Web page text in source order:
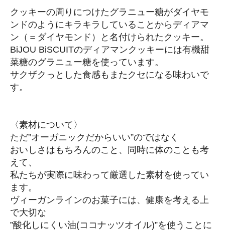
クッキーの周りにつけたグラニュー糖がダイヤモ
ンドのようにキラキラしていることからディアマ
ン（＝ダイヤモンド）と名付けられたクッキー。
BiJOU BiSCUITのディアマンクッキーには有機甜
菜糖のグラニュー糖を使っています。
サクザクっとした食感もまたクセになる味わいで
す。
〈素材について〉
ただ”オーガニックだからいい”のではなく
おいしさはもちろんのこと、同時に体のことも考
えて、
私たちが実際に味わって厳選した素材を使ってい
ます。
ヴィーガンラインのお菓子には、健康を考える上
で大切な
”酸化しにくい油(ココナッツオイル)”を使うことに